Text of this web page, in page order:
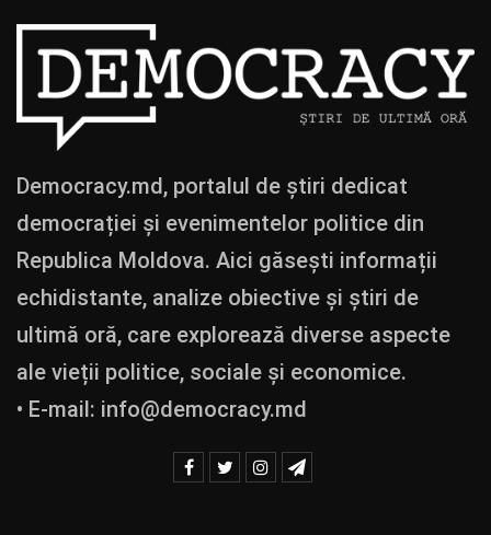
Democracy.md, portalul de știri dedicat
democrației și evenimentelor politice din
Republica Moldova. Aici găsești informații
echidistante, analize obiective și știri de
ultimă oră, care explorează diverse aspecte
ale vieții politice, sociale și economice.
• E-mail: info@democracy.md